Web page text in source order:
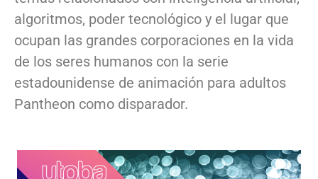
algoritmos, poder tecnológico y el lugar que
ocupan las grandes corporaciones en la vida
de los seres humanos con la serie
estadounidense de animación para adultos
Pantheon como disparador.